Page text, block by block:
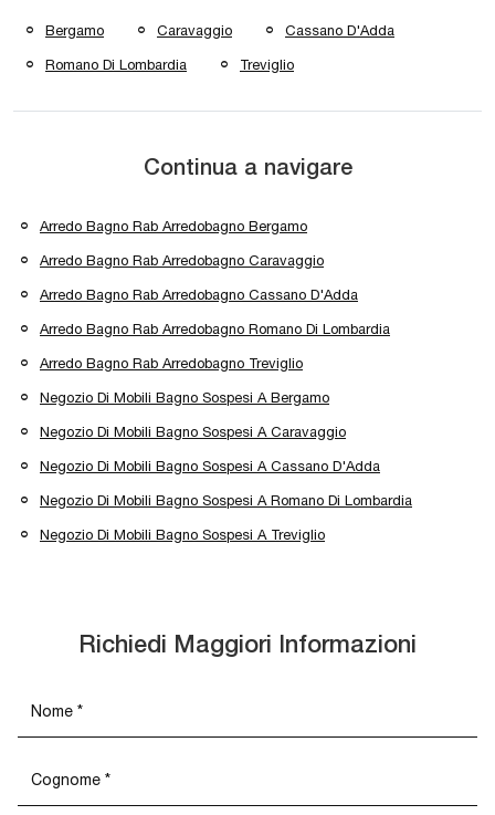
Bergamo Caravaggio Cassano D'Adda
Romano Di Lombardia Treviglio
Continua a navigare
Arredo Bagno Rab Arredobagno Bergamo
Arredo Bagno Rab Arredobagno Caravaggio
Arredo Bagno Rab Arredobagno Cassano D'Adda
Arredo Bagno Rab Arredobagno Romano Di Lombardia
Arredo Bagno Rab Arredobagno Treviglio
Negozio Di Mobili Bagno Sospesi A Bergamo
Negozio Di Mobili Bagno Sospesi A Caravaggio
Negozio Di Mobili Bagno Sospesi A Cassano D'Adda
Negozio Di Mobili Bagno Sospesi A Romano Di Lombardia
Negozio Di Mobili Bagno Sospesi A Treviglio
Richiedi Maggiori Informazioni